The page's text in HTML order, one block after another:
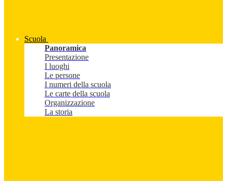
Scuola
Panoramica
Presentazione
I luoghi
Le persone
I numeri della scuola
Le carte della scuola
Organizzazione
La storia